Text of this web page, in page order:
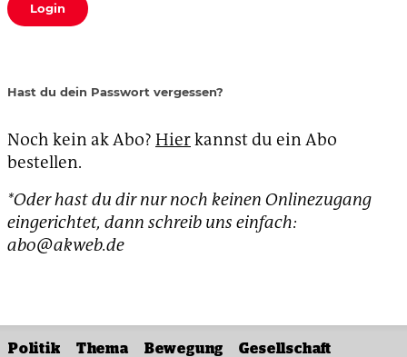
Login
Hast du dein Passwort vergessen?
Noch kein ak Abo? Hierkannst du ein Abo
bestellen.
*Oder hast du dir nur noch keinen Onlinezugang
eingerichtet, dann schreib uns einfach:
abo@akweb.de
Politik Thema Bewegung Gesellschaft